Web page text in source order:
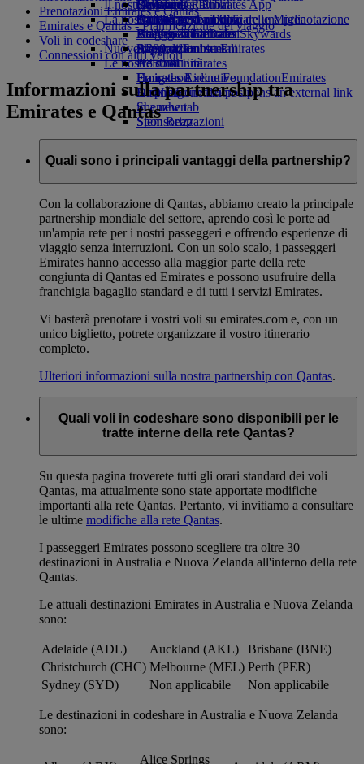
tab
Bevande
La nostra flotta
Boeing 777
A380 di Emirates
A350 di Emirates
Emirates Executive
Disposizione dei posti
Giocattoli
Attività per bambini
Il nostro pianeta
Attività sostenibili
Politica ambientale
Rapporti ambientali
Le nostre comunità
Emirates Airline FoundationEmirates
Airline Foundation Opens an external link
in a new tab
Sponsorizzazioni
Da Roma a Dubai
Da Bologna a Dubai
Da Venezia a Dubai
Nuove destinazioni
Helsinki
Hangzhou
Đà Nẵng
Shenzhen
Siem Reap
Skywards Rail
Strumento di calcolo delle Miglia
Accesso a Emirates Skywards
Skywards+
Cellulare ed Emirates App
Cancellare o modificare una prenotazione
Viaggio modificato
Informazioni su Emirates
Prenotazioni Emirates e Qantas
Emirates e Qantas - Pianificazione del viaggio
Voli in codeshare
Connessioni con altri vettori
Informazioni sulla partnership tra
Emirates e Qantas
Quali sono i principali vantaggi della partnership?
Con la collaborazione di Qantas, abbiamo creato la principale
partnership mondiale del settore, aprendo così le porte ad
un'ampia rete per i nostri passeggeri e offrendo esperienze di
viaggio senza interruzioni. Con un solo scalo, i passeggeri
Emirates hanno accesso alla maggior parte della rete
congiunta di Qantas ed Emirates e possono usufruire della
franchigia bagaglio standard e di tutti i servizi Emirates.
Vi basterà prenotare i vostri voli su emirates.com e, con un
unico biglietto, potrete organizzare il vostro itinerario
completo.
Ulteriori informazioni sulla nostra partnership con Qantas.
Quali voli in codeshare sono disponibili per le
tratte interne della rete Qantas?
Su questa pagina troverete tutti gli orari standard dei voli
Qantas, ma attualmente sono state apportate modifiche
importanti alla rete Qantas. Pertanto, vi invitiamo a consultare
le ultime modifiche alla rete Qantas.
I passeggeri Emirates possono scegliere tra oltre 30
destinazioni in Australia e Nuova Zelanda all'interno della rete
Qantas.
Le attuali destinazioni Emirates in Australia e Nuova Zelanda
sono:
Adelaide (ADL) Auckland (AKL)
Brisbane (BNE)
Christchurch (CHC) Melbourne (MEL) Perth (PER)
Sydney (SYD)
Non applicabile Non applicabile
Le destinazioni in codeshare in Australia e Nuova Zelanda
sono:
Alice Springs